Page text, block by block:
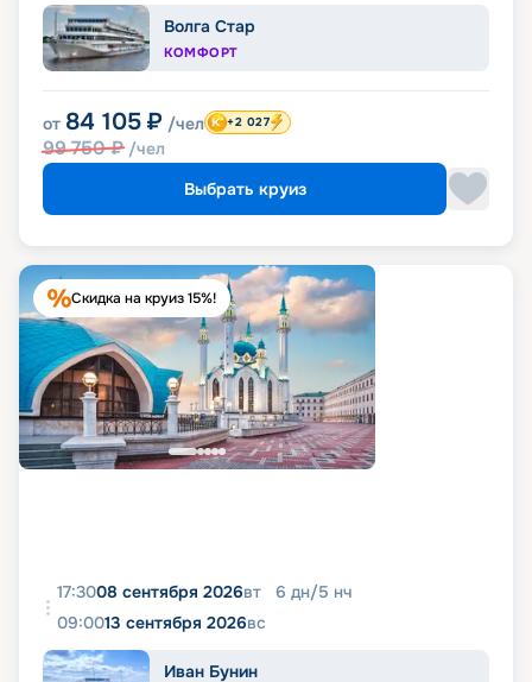
Волга Стар
КОМФОРТ
от 84 105 ₽ /чел
99 750₽ /чел
+2 027
Выбрать круиз
Скидка на круиз 15%!
17:3008 сентября 2026вт 6 дн/5 нч
09:0013 сентября 2026вс
Иван Бунин